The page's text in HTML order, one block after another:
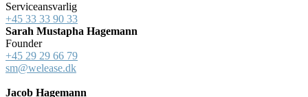
Serviceansvarlig
+45 33 33 90 33
Sarah Mustapha Hagemann
Founder
+45 29 29 66 79
sm@welease.dk
Jacob Hagemann